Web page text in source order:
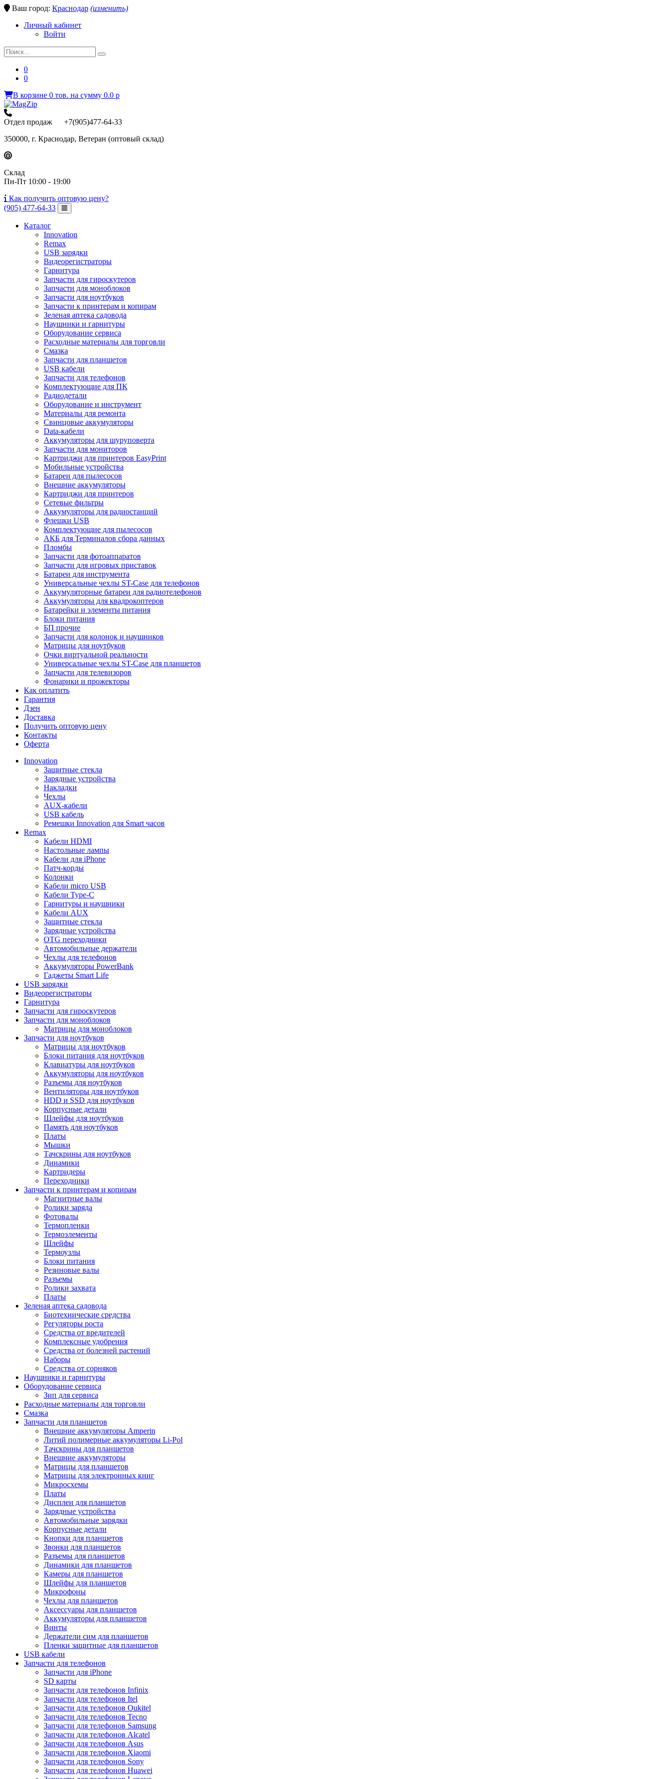
Ваш город: Краснодар (изменить)
Личный кабинет
Войти
0
0
В корзине 0 тов. на сумму 0.0 p
Отдел продаж +7(905)477-64-33
350000, г. Краснодар, Ветеран (оптовый склад)
Склад
Пн-Пт 10:00 - 19:00
Как получить оптовую цену?
(905) 477-64-33
Toggle Navigation
Каталог
Innovation
Remax
USB зарядки
Видеорегистраторы
Гарнитура
Запчасти для гироскутеров
Запчасти для моноблоков
Запчасти для ноутбуков
Запчасти к принтерам и копирам
Зеленая аптека садовода
Наушники и гарнитуры
Оборудование сервиса
Расходные материалы для торговли
Смазка
Запчасти для планшетов
USB кабели
Запчасти для телефонов
Комплектующие для ПК
Радиодетали
Оборудование и инструмент
Материалы для ремонта
Свинцовые аккумуляторы
Data-кабели
Аккумуляторы для шуруповерта
Запчасти для мониторов
Картриджи для принтеров EasyPrint
Мобильные устройства
Батареи для пылесосов
Внешние аккумуляторы
Картриджи для принтеров
Сетевые фильтры
Аккумуляторы для радиостанций
Флешки USB
Комплектующие для пылесосов
АКБ для Терминалов сбора данных
Пломбы
Запчасти для фотоаппаратов
Запчасти для игровых приставок
Батареи для инструмента
Универсальные чехлы ST-Case для телефонов
Аккумуляторные батареи для радиотелефонов
Аккумуляторы для квадрокоптеров
Батарейки и элементы питания
Блоки питания
БП прочие
Запчасти для колонок и наушников
Матрицы для ноутбуков
Очки виртуальной реальности
Универсальные чехлы ST-Case для планшетов
Запчасти для телевизоров
Фонарики и прожекторы
Как оплатить
Гарантия
Дзен
Доставка
Получить оптовую цену
Контакты
Оферта
Innovation
Защитные стекла
Зарядные устройства
Накладки
Чехлы
AUX-кабели
USB кабель
Ремешки Innovation для Smart часов
Remax
Кабели HDMI
Настольные лампы
Кабели для iPhone
Патч-корды
Колонки
Кабели micro USB
Кабели Type-C
Гарнитуры и наушники
Кабели AUX
Защитные стекла
Зарядные устройства
OTG переходники
Автомобильные держатели
Чехлы для телефонов
Аккумуляторы PowerBank
Гаджеты Smart Life
USB зарядки
Видеорегистраторы
Гарнитура
Запчасти для гироскутеров
Запчасти для моноблоков
Матрицы для моноблоков
Запчасти для ноутбуков
Матрицы для ноутбуков
Блоки питания для ноутбуков
Клавиатуры для ноутбуков
Аккумуляторы для ноутбуков
Разъемы для ноутбуков
Вентиляторы для ноутбуков
HDD и SSD для ноутбуков
Корпусные детали
Шлейфы для ноутбуков
Память для ноутбуков
Платы
Мышки
Тачскрины для ноутбуков
Динамики
Картридеры
Переходники
Запчасти к принтерам и копирам
Магнитные валы
Ролики заряда
Фотовалы
Термопленки
Термоэлементы
Шлейфы
Термоузлы
Блоки питания
Резиновые валы
Разъемы
Ролики захвата
Платы
Зеленая аптека садовода
Биотехнические средства
Регуляторы роста
Средства от вредителей
Комплексные удобрения
Средства от болезней растений
Наборы
Средства от сорняков
Наушники и гарнитуры
Оборудование сервиса
Зип для сервиса
Расходные материалы для торговли
Смазка
Запчасти для планшетов
Внешние аккумуляторы Amperin
Литий полимерные аккумуляторы Li-Pol
Тачскрины для планшетов
Внешние аккумуляторы
Матрицы для планшетов
Матрицы для электронных книг
Микросхемы
Платы
Дисплеи для планшетов
Зарядные устройства
Автомобильные зарядки
Корпусные детали
Кнопки для планшетов
Звонки для планшетов
Разъемы для планшетов
Динамики для планшетов
Камеры для планшетов
Шлейфы для планшетов
Микрофоны
Чехлы для планшетов
Аксессуары для планшетов
Аккумуляторы для планшетов
Винты
Держатели сим для планшетов
Пленки защитные для планшетов
USB кабели
Запчасти для телефонов
Запчасти для iPhone
SD карты
Запчасти для телефонов Infinix
Запчасти для телефонов Itel
Запчасти для телефонов Oukitel
Запчасти для телефонов Tecno
Запчасти для телефонов Samsung
Запчасти для телефонов Alcatel
Запчасти для телефонов Asus
Запчасти для телефонов Xiaomi
Запчасти для телефонов Sony
Запчасти для телефонов Huawei